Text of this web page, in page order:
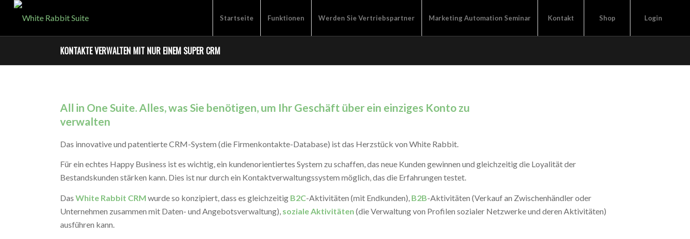
Startseite Funktionen Werden Sie Vertriebspartner Marketing Automation Seminar Kontakt Shop Login
KONTAKTE VERWALTEN MIT NUR EINEM SUPER CRM
All in One Suite. Alles, was Sie benötigen, um Ihr Geschäft über ein einziges Konto zu
verwalten
Das innovative und patentierte CRM-System (die Firmenkontakte-Database) ist das Herzstück von White Rabbit.
Für ein echtes Happy Business ist es wichtig, ein kundenorientiertes System zu schaffen, das neue Kunden gewinnen und gleichzeitig die Loyalität der
Bestandskunden stärken kann. Dies ist nur durch ein Kontaktverwaltungssystem möglich, das die Erfahrungen testet.
DasWhite Rabbit CRM wurde so konzipiert, dass es gleichzeitig B2C-Aktivitäten (mit Endkunden), B2B-Aktivitäten (Verkauf an Zwischenhändler oder
Unternehmen zusammen mit Daten- und Angebotsverwaltung), soziale Aktivitäten (die Verwaltung von Profilen sozialer Netzwerke und deren Aktivitäten)
ausführen kann.